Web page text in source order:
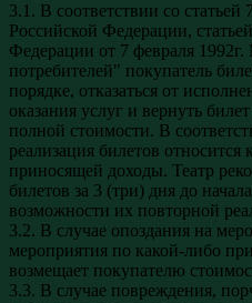
3.1. В соответствии со статьей
Российской Федерации,
Федерации от 7 февраля
потребителей" покупатель
порядке, отказаться от
оказания услуг и вернуть
полной стоимости. В
реализация билетов относится
приносящей доходы. Театр
билетов за 3 (три) дня до
возможности их повторной
3.2. В случае опоздания на
мероприятия по какой-либо
возмещает покупателю
3.3. В случае повреждения,